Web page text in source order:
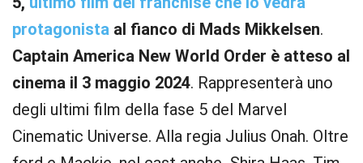
protagonista al fianco di Mads Mikkelsen.
Captain America New World Order è atteso al
cinema il 3 maggio 2024. Rappresenterà uno
degli ultimi film della fase 5 del Marvel
Cinematic Universe. Alla regia Julius Onah. Oltre